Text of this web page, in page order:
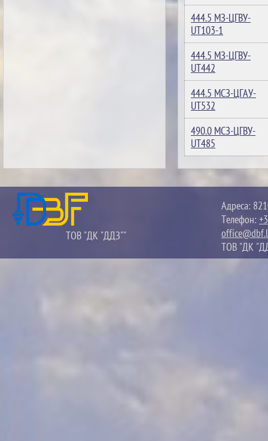
444.5 МЗ-ЦГВУ-
UT103-1
444.5 МЗ-ЦГВУ-
UT442
444.5 МСЗ-ЦГАУ-
UT532
490.0 МСЗ-ЦГВУ-
UT485
ТОВ "ДК "ДДЗ""
Адреса:
Телефон:
ТОВ "ДК